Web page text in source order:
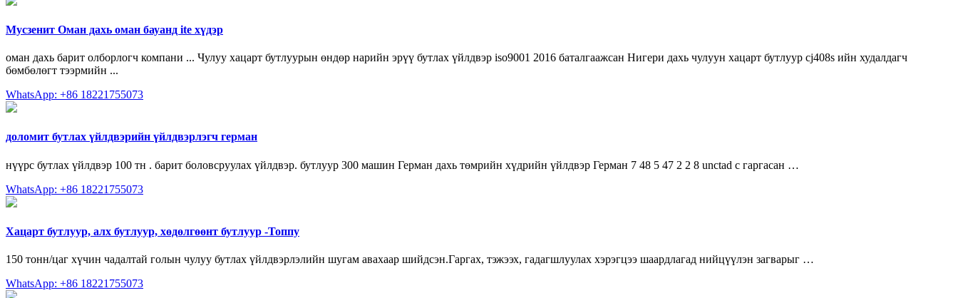
Мусзенит Оман дахь оман бауанд ite хүдэр
оман дахь барит олборлогч компани ... Чулуу хацарт бутлуурын өндөр нарийн эрүү бутлах үйлдвэр iso9001 2016 баталгаажсан Нигери дахь чулуун хацарт бутлуур cj408s ийн худалдагч
бөмбөлөгт тээрмийн ...
WhatsApp: +86 18221755073
доломит бутлах үйлдвэрийн үйлдвэрлэгч герман
нүүрс бутлах үйлдвэр 100 тн . барит боловсруулах үйлдвэр. бутлуур 300 машин Герман дахь төмрийн хүдрийн үйлдвэр Герман 7 48 5 47 2 2 8 unctad с гаргасан …
WhatsApp: +86 18221755073
Хацарт бутлуур, алх бутлуур, хөдөлгөөнт бутлуур -Топпу
150 тонн/цаг хүчин чадалтай голын чулуу бутлах үйлдвэрлэлийн шугам авахаар шийдсэн.Гаргах, тэжээх, гадагшлуулах хэрэгцээ шаардлагад нийцүүлэн загварыг …
WhatsApp: +86 18221755073